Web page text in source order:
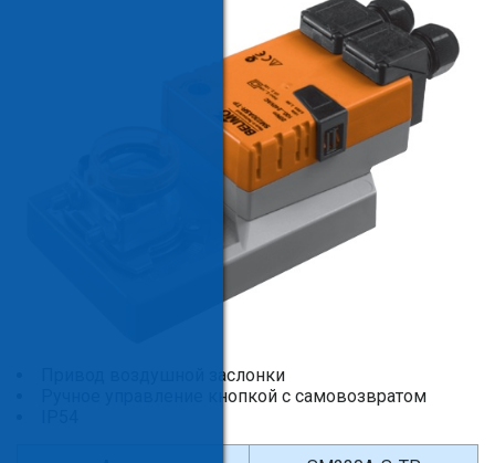
Привод воздушной заслонки
Ручное управление кнопкой с самовозвратом